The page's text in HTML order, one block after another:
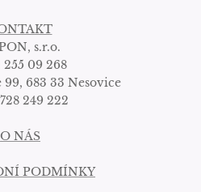
s.r.o.
255 09 268
683 33 Nesovice
249 222
O NÁS
PODMÍNKY